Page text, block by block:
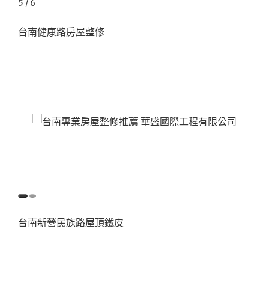
5 / 6
台南健康路房屋整修
台南新營民族路屋頂鐵皮